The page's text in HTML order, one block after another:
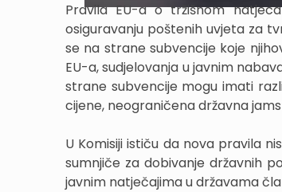
Pravila EU-a o tržišnom
osiguravanju poštenih uvjeta za
se na strane subvencije koje
EU-a, sudjelovanja u javnim
strane subvencije mogu imati
cijene, neograničena državna
U Komisiji ističu da nova pravila
sumnjiče za dobivanje državnih
javnim natječajima u državama